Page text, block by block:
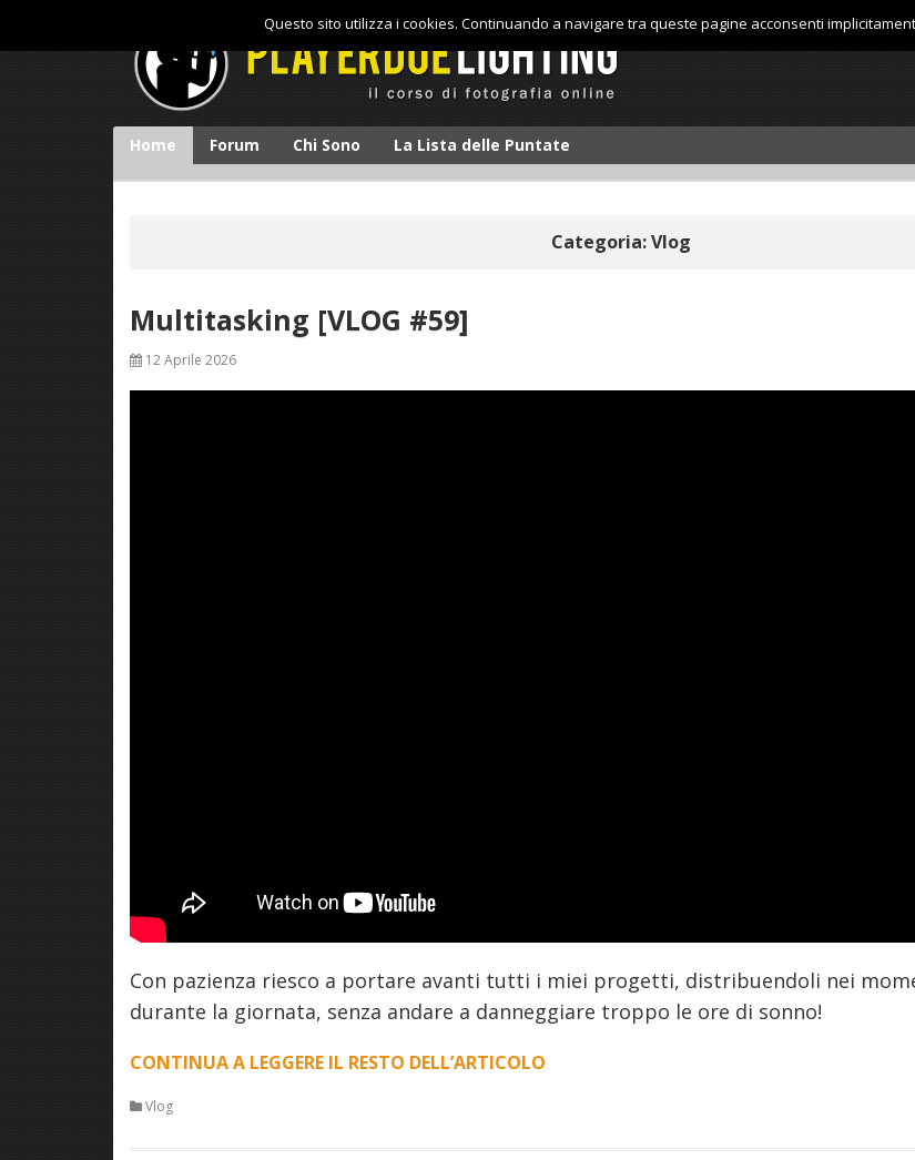
Home Forum Chi Sono La Lista delle Puntate
Categoria: Vlog
Multitasking [VLOG #59]
12 Aprile 2026
Con pazienza riesco a portare avanti tutti i miei progetti, distribuendoli nei
durante la giornata, senza andare a danneggiare troppo le ore di sonno!
CONTINUA A LEGGERE IL RESTO DELL’ARTICOLO
Vlog
Questo sito utilizza i cookies. Continuando a navigare tra queste pagine acconsenti